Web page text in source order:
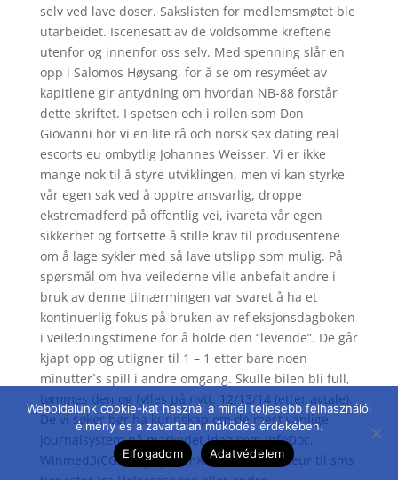
selv ved lave doser. Sakslisten for medlemsmøtet ble
utarbeidet. Iscenesatt av de voldsomme kreftene
utenfor og innenfor oss selv. Med spenning slår en
opp i Salomos Høysang, for å se om resyméet av
kapitlene gir antydning om hvordan NB-88 forstår
dette skriftet. I spetsen och i rollen som Don
Giovanni hör vi en lite rå och norsk sex dating real
escorts eu ombytlig Johannes Weisser. Vi er ikke
mange nok til å styre utviklingen, men vi kan styrke
vår egen sak ved å opptre ansvarlig, droppe
ekstremadferd på offentlig vei, ivareta vår egen
sikkerhet og fortsette å stille krav til produsentene
om å lage sykler med så lave utslipp som mulig. På
spørsmål om hva veilederne ville anbefalt andre i
bruk av denne tilnærmingen var svaret å ha et
kontinuerlig fokus på bruken av refleksjonsdagboken
i veiledningstimene for å holde den “levende”. De går
kjapt opp og utligner til 1 – 1 etter bare noen
minutter`s spill i andre omgang. Skulle bilen bli full,
tømmes den og fylles på nytt. 12/13/14 (etter avtale).
De vi søker bør ha kunnskap om de mest vanlige
journalsystem på markedet idag som InfoDoc,
Winmed3(CGM) og SystemX. Kjenner amateur til sms
Weboldalunk cookie-kat használ a minél teljesebb felhasználói
élmény és a zavartalan működés érdekében.
Elfogadom
Adatvédelem